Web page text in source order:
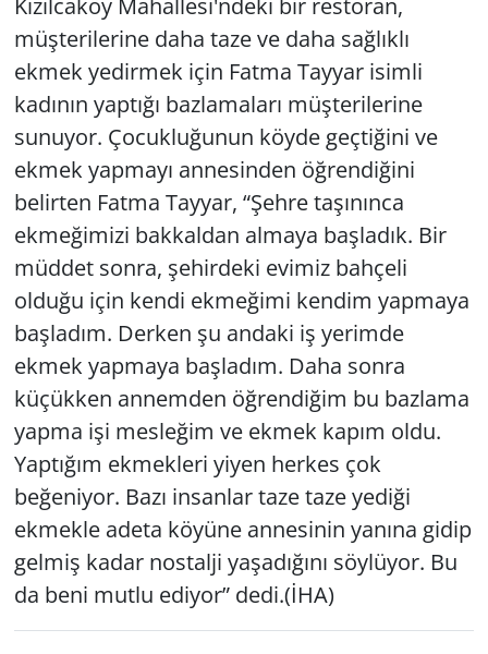
Kızılcaköy Mahallesi'ndeki bir restoran,
müşterilerine daha taze ve daha sağlıklı
ekmek yedirmek için Fatma Tayyar isimli
kadının yaptığı bazlamaları müşterilerine
sunuyor. Çocukluğunun köyde geçtiğini ve
ekmek yapmayı annesinden öğrendiğini
belirten Fatma Tayyar, “Şehre taşınınca
ekmeğimizi bakkaldan almaya başladık. Bir
müddet sonra, şehirdeki evimiz bahçeli
olduğu için kendi ekmeğimi kendim yapmaya
başladım. Derken şu andaki iş yerimde
ekmek yapmaya başladım. Daha sonra
küçükken annemden öğrendiğim bu bazlama
yapma işi mesleğim ve ekmek kapım oldu.
Yaptığım ekmekleri yiyen herkes çok
beğeniyor. Bazı insanlar taze taze yediği
ekmekle adeta köyüne annesinin yanına gidip
gelmiş kadar nostalji yaşadığını söylüyor. Bu
da beni mutlu ediyor” dedi.(İHA)
Yerel